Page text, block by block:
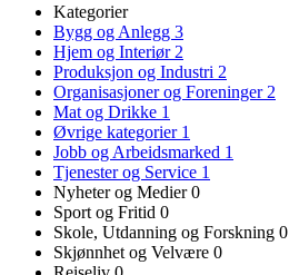
Kategorier
Bygg og Anlegg 3
Hjem og Interiør 2
Produksjon og Industri 2
Organisasjoner og Foreninger 2
Mat og Drikke 1
Øvrige kategorier 1
Jobb og Arbeidsmarked 1
Tjenester og Service 1
Nyheter og Medier0
Sport og Fritid 0
Skole, Utdanning og Forskning 0
Skjønnhet og Velvære 0